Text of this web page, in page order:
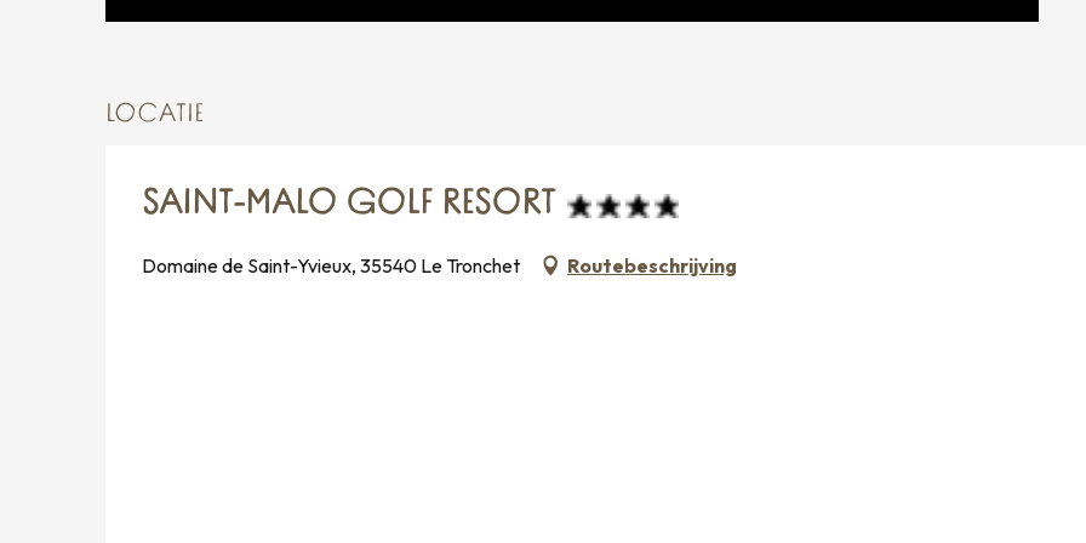
LOCATIE
SAINT-MALO GOLF RESORT
Domaine de Saint-Yvieux, 35540 Le Tronchet Routebeschrijving